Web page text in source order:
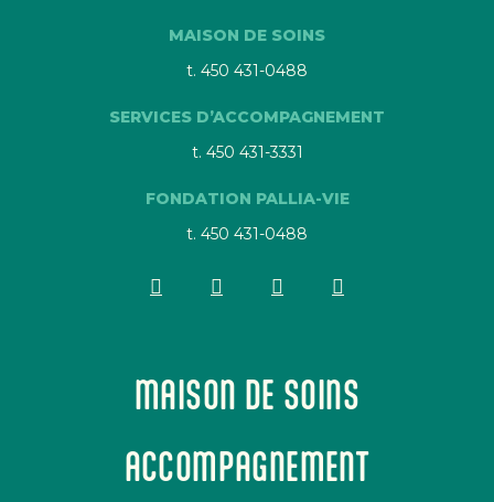
MAISON DE SOINS
t. 450 431-0488
SERVICES D’ACCOMPAGNEMENT
t. 450 431-3331
FONDATION PALLIA-VIE
t. 450 431-0488
MAISON DE SOINS
ACCOMPAGNEMENT